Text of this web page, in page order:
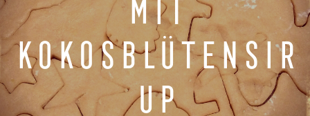
Kokosblütensir
up